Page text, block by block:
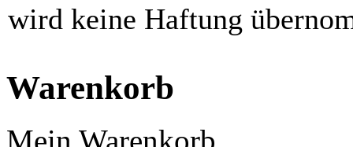
wird keine Haftung
Warenkorb